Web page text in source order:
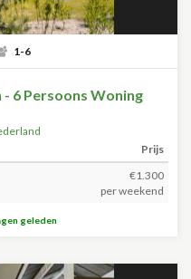
1-6
- 6 Persoons Woning
Prijs
€1.300
per weekend
geleden